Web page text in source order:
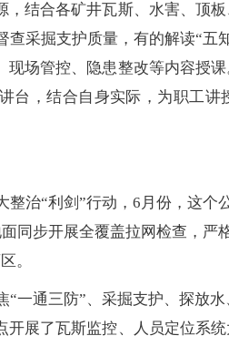
，结合各矿井瓦斯、水害、顶
查采掘支护质量，有的解读“五
现场管控、隐患整改等内容授
台，结合自身实际，为职工讲
整治“利剑”行动，6月份，这个
面同步开展全覆盖拉网检查，
。
“一通三防”、采掘支护、探放
开展了瓦斯监控、人员定位系